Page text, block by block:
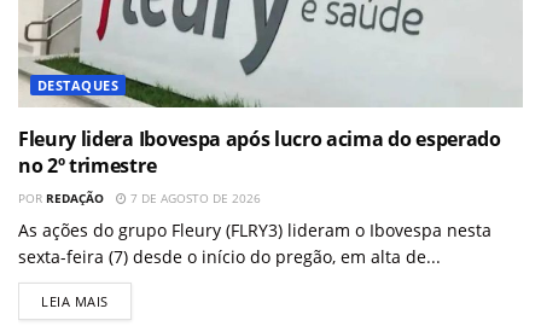
DESTAQUES
Fleury lidera Ibovespa após lucro acima do esperado
no 2º trimestre
POR REDAÇÃO 7 DE AGOSTO DE 2026
As ações do grupo Fleury (FLRY3) lideram o Ibovespa nesta
sexta-feira (7) desde o início do pregão, em alta de...
LEIA MAIS